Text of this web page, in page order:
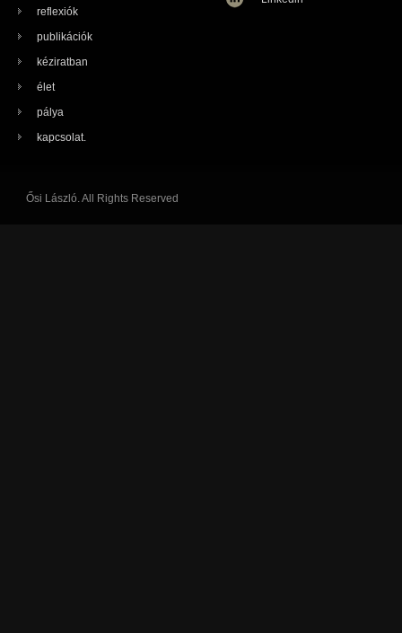
reflexiók
publikációk
kéziratban
élet
pálya
kapcsolat.
Ősi László. All Rights Reserved